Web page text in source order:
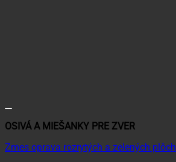
OSIVÁ A MIEŠANKY PRE ZVER
Zmes oprava rozrytých a zelených plôch